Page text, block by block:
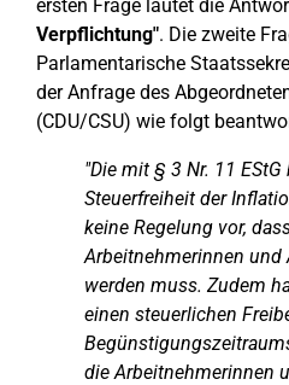
ersten Frage lautet die
Verpflichtung". Die zweite
Parlamentarische
der Anfrage des
(CDU/CSU) wie folgt
"Die mit § 3 Nr. 11
Steuerfreiheit der
keine Regelung vor,
Arbeitnehmerinnen
werden muss. Zudem
einen steuerlichen
die Arbeitnehmerinnen